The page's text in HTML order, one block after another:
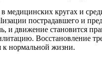
медицинских кругах и
пострадавшего и
и движение становится
Восстановление
к нормальной жизни.